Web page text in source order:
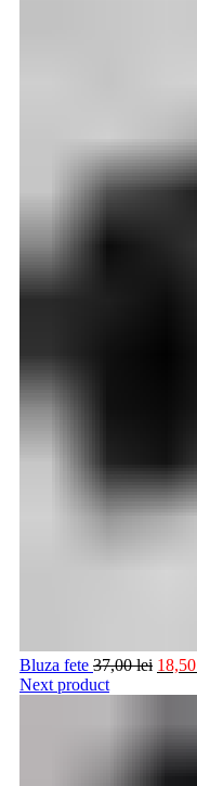
Bluza fete 37,00lei 18,50
Next product